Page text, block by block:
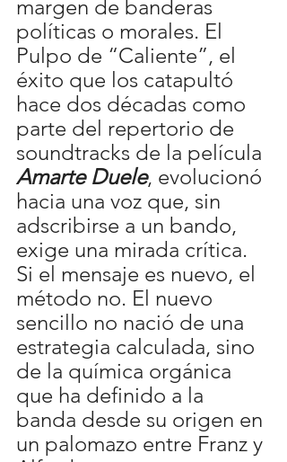
margen de banderas
políticas o morales. El
Pulpo de “Caliente”, el
éxito que los catapultó
hace dos décadas como
parte del repertorio de
soundtracks de la película
Amarte Duele, evolucionó
hacia una voz que, sin
adscribirse a un bando,
exige una mirada crítica.
Si el mensaje es nuevo, el
método no. El nuevo
sencillo no nació de una
estrategia calculada, sino
de la química orgánica
que ha definido a la
banda desde su origen en
un palomazo entre Franz y